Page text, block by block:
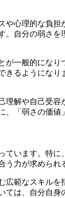
心理的な負
自分の弱さ
一般的にな
るようにな
解や自己受
「弱さの価
います。特
力が求められ
範なスキル
は、自分自